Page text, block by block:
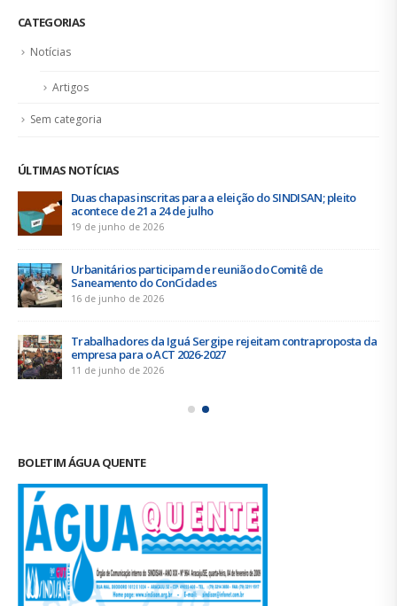
CATEGORIAS
Notícias
Artigos
Sem categoria
ÚLTIMAS NOTÍCIAS
Duas chapas inscritas para a eleição do SINDISAN; pleito
acontece de 21 a 24 de julho
19 de junho de 2026
Urbanitários participam de reunião do Comitê de
Saneamento do ConCidades
16 de junho de 2026
Trabalhadores da Iguá Sergipe rejeitam contraproposta da
empresa para o ACT 2026-2027
11 de junho de 2026
BOLETIM ÁGUA QUENTE